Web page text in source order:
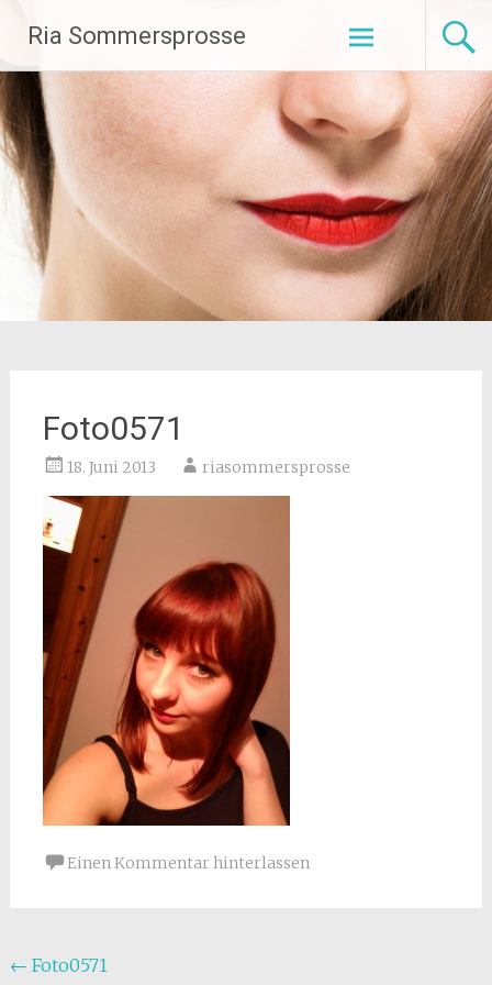
Inhalt
springen
Ria Sommersprosse
Foto0571
18. Juni 2013 riasommersprosse
Einen Kommentar hinterlassen
Beitragsnavigation
← Foto0571